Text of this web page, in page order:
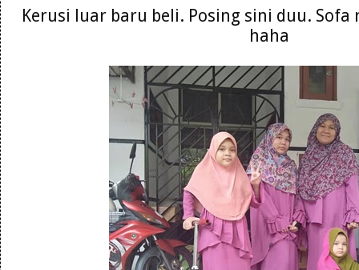
Kerusi luar baru beli. Posing sini duu. Sofa
haha